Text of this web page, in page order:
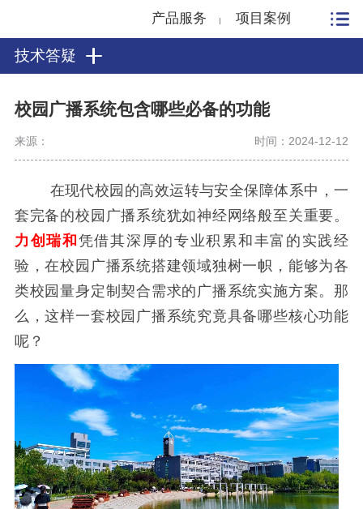
产品服务 项目案例
技术答疑
校园广播系统包含哪些必备的功能
来源： 时间：2024-12-12
在现代校园的高效运转与安全保障体系中，一
套完备的校园广播系统犹如神经网络般至关重要。
力创瑞和 凭借其深厚的专业积累和丰富的实践经
验，在校园广播系统搭建领域独树一帜，能够为各
类校园量身定制契合需求的广播系统实施方案。那
么，这样一套校园广播系统究竟具备哪些核心功能
呢？